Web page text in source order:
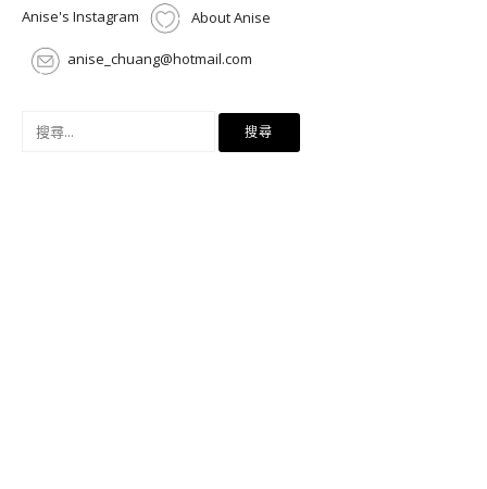
Anise's Instagram About Anise
anise_chuang@hotmail.com